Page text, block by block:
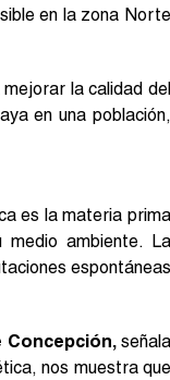
en la zona Norte
la calidad del
en una población,
es la materia prima
ambiente. La
espontáneas
Concepción,señala
nos muestra que